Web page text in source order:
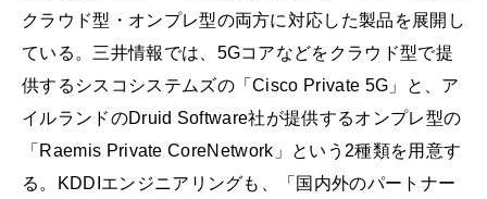
クラウド型・オンプレ型の両方に対応した製品を展開し
ている。三井情報では、5Gコアなどをクラウド型で提
供するシスコシステムズの「Cisco Private 5G」と、ア
イルランドのDruid Software社が提供するオンプレ型の
「Raemis Private CoreNetwork」という2種類を用意す
る。KDDIエンジニアリングも、「国内外のパートナー